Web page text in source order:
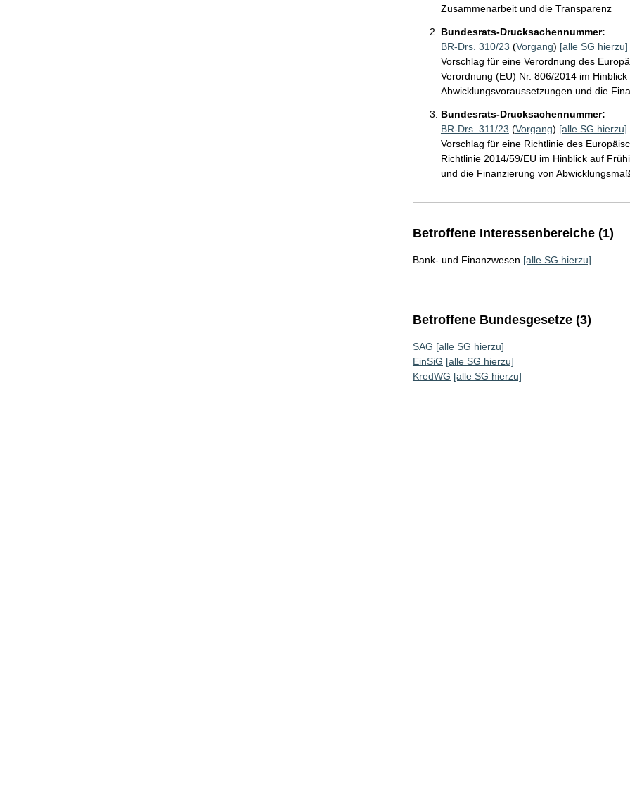
Zusammenarbeit und die Transparenz
Bundesrats-Drucksachennummer:
BR-Drs. 310/23 (Vorgang) [alle SG hierzu]
Vorschlag für eine Verordnung des
Verordnung (EU) Nr. 806/2014 im
Abwicklungsvoraussetzungen und die
Bundesrats-Drucksachennummer:
BR-Drs. 311/23 (Vorgang) [alle SG hierzu]
Vorschlag für eine Richtlinie des
Richtlinie 2014/59/EU im Hinblick auf
und die Finanzierung von
Betroffene Interessenbereiche (1)
Bank- und Finanzwesen [alle SG hierzu]
Betroffene Bundesgesetze (3)
SAG [alle SG hierzu]
EinSiG [alle SG hierzu]
KredWG [alle SG hierzu]